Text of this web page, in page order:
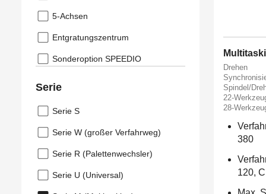
5-Achsen
Entgratungszentrum
Sonderoption SPEEDIO
Serie
Serie S
Serie W (großer Verfahrweg)
Serie R (Palettenwechsler)
Serie U (Universal)
Drehen
Spindel/
22-
28-
380
120,